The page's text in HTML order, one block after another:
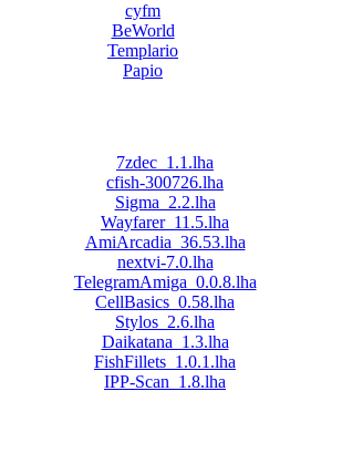
cyfm
BeWorld
Templario
Papio
7zdec_1.1.lha
cfish-300726.lha
Sigma_2.2.lha
Wayfarer_11.5.lha
AmiArcadia_36.53.lha
nextvi-7.0.lha
TelegramAmiga_0.0.8.lha
CellBasics_0.58.lha
Stylos_2.6.lha
Daikatana_1.3.lha
FishFillets_1.0.1.lha
IPP-Scan_1.8.lha